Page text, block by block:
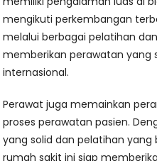
mengikuti perkembangan
melalui berbagai pelatihan
memberikan perawatan yang
internasional.
Perawat juga memainkan
proses perawatan pasien.
yang solid dan pelatihan yang
rumah sakit ini siap